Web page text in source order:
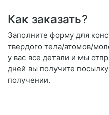
Как заказать?
Заполните форму для
твердого тела/атомов/
у вас все детали и мы
дней вы получите
получении.